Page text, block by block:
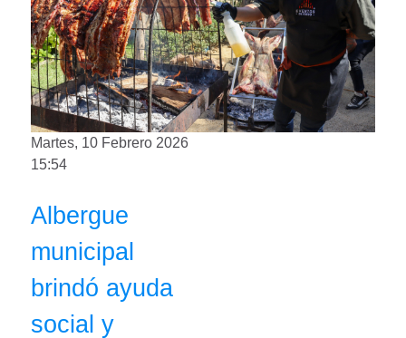
Martes, 10 Febrero 2026
15:54
Albergue
municipal
brindó ayuda
social y